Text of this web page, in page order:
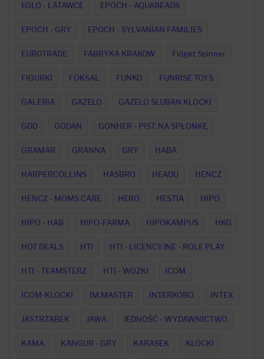
EOLO - LATAWCE EPOCH - AQUABEADS
EPOCH - GRY EPOCH - SYLVANIAN FAMILIES
EUROTRADE FABRYKA KRAKOW Fidget Spinner
FIGURKI FOKSAL FUNKO FUNRISE TOYS
GALERIA GAZELO GAZELO SLUBAN KLOCKI
GDD GODAN GONHER - PIST. NA SPŁONKĘ
GRAMAR GRANNA GRY HABA
HARPERCOLLINS HASBRO HEADU HENCZ
HENCZ - MOMS CARE HERO HESTIA HIPO
HIPO - HAB HIPO-FARMA HIPOKAMPUS HKG
HOT DEALS HTI HTI - LICENCYJNE - ROLE PLAY
HTI - TEAMSTERZ HTI - WOZKI ICOM
ICOM-KLOCKI IM.MASTER INTERKOBO INTEX
JASTRZĄBEK JAWA JEDNOŚĆ - WYDAWNICTWO
KAMA KANGUR - GRY KARASEK KLOCKI